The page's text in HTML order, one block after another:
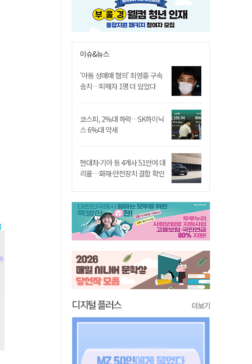
이슈&뉴스
'아동 성매매 혐의' 최영중 구속
송치…피해자 1명 더 있었다
코스피, 2%대 하락…SK하이닉
스 6%대 약세
현대차·기아 등 4개사 51만여 대
리콜…화재·안전장치 결함 확인
디지털 플러스 더보기